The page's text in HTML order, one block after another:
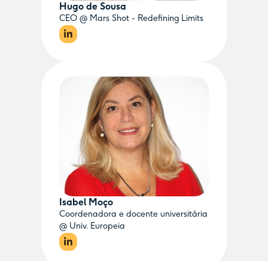
Hugo de Sousa
CEO @ Mars Shot - Redefining Limits
Isabel Moço
Coordenadora e docente universitária
@ Univ. Europeia